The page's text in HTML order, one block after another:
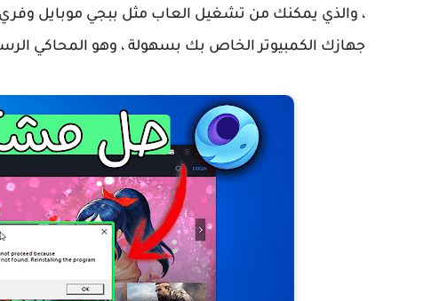
، والذي يمكنك من تشغيل العاب مثل ببجي موبايل وفري
جهازك الكمبيوتر الخاص بك بسهولة ، وهو المحاكي